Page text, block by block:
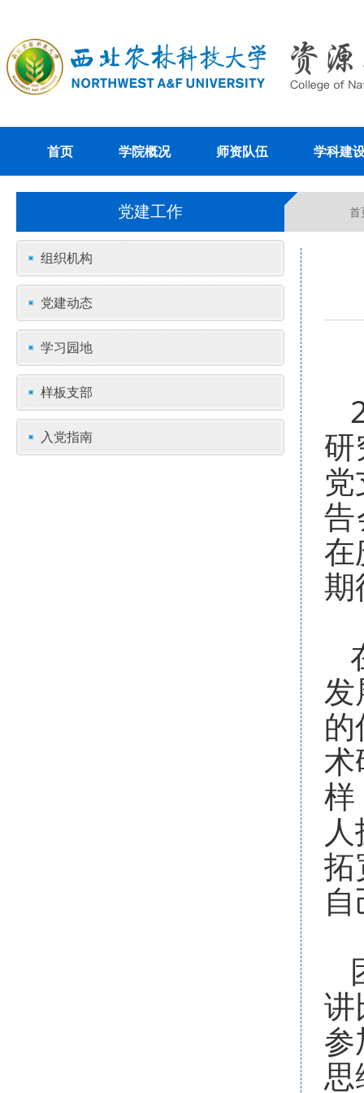
首页 学院概况 师资队伍 学科建
党建工作 首
组织机构
党建动态
学习园地
样板支部
入党指南
在
期
发
术
样
拓
讲
思